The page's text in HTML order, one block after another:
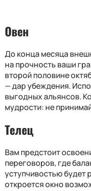
Овен
До конца месяца
на прочность ваши
второй половине
— дар убеждения.
выгодных альянсов.
мудрости: не
Телец
Вам предстоит
переговоров, где
уступчивостью
откроется окно